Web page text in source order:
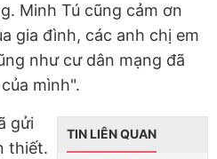
Minh Tú cũng cảm ơn
gia đình, các anh chị em
như cư dân mạng đã
mình".
TIN LIÊN QUAN
gửi
thiết.